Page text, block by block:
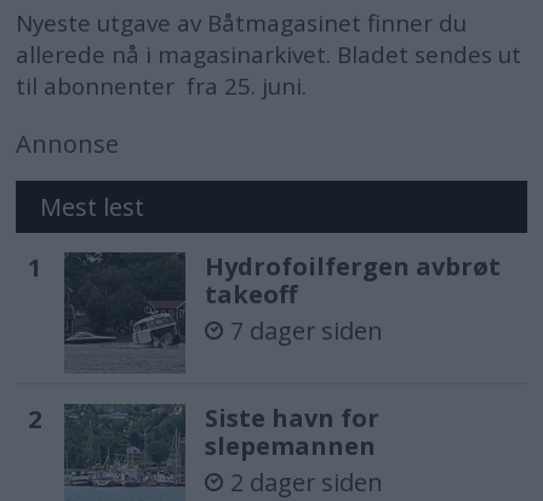
Nyeste utgave av Båtmagasinet finner du
allerede nå i magasinarkivet. Bladet sendes ut
til abonnenter fra 25. juni.
Annonse
Mest lest
Hydrofoilfergen avbrøt
takeoff
7 dager siden
Siste havn for
slepemannen
2 dager siden